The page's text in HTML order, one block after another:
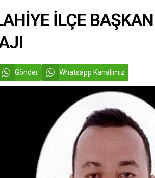
İLÇE
Gönder Whatsapp Kanalımız